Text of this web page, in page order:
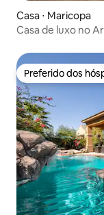
Casa ⋅ Maricopa
Casa de luxo no
Preferido dos
Preferido dos